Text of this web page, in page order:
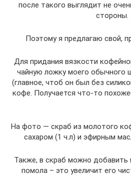
после такого выглядит не
стороны.
Поэтому я предлагаю свой,
Для придания вязкости
чайную ложку моего обычного
(главное, чтоб он был без
кофе. Получается что-то
На фото — скраб из молотого
сахаром (1 ч.л) и эфирным
Также, в скраб можно добавить
помола – это увеличит его